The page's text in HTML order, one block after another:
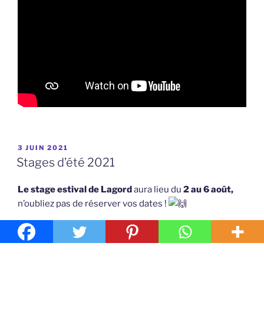
PUBLIÉ
LE
3 JUIN 2021
Stages d’été 2021
Le stage estival de Lagordaura lieu du 2 au 6 août,
n’oubliez pas de réserver vos dates !
Les inscriptions se font auprès de M. Azzopardi :
azzopardi@aikibudo-lagord.fr